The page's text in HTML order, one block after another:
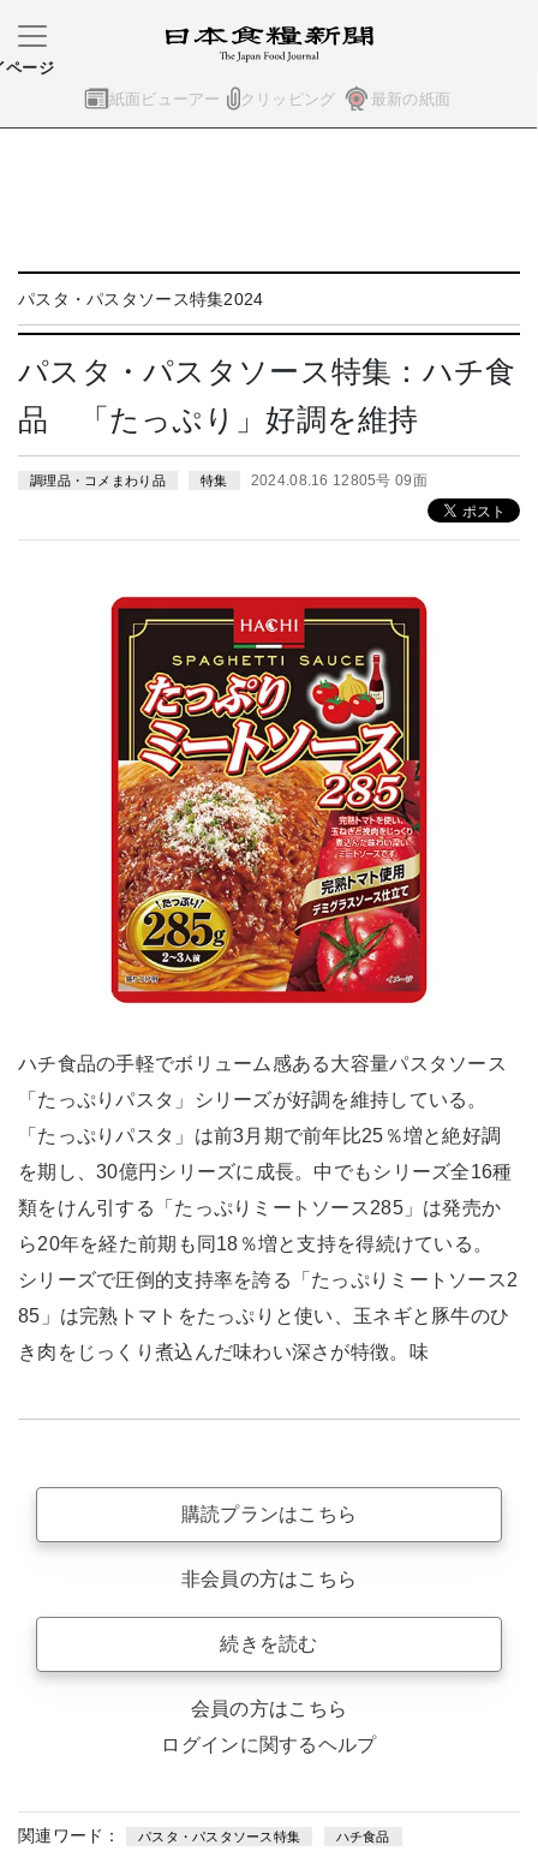
紙面ビューアー クリッピング 最新の紙面
ページ
パスタ・パスタソース特集2024
パスタ・パスタソース特集：ハチ食
品 「たっぷり」好調を維持
調理品・コメまわり品 特集 2024.08.16 12805号 09面
ハチ食品の手軽でボリューム感ある大容量パスタソース
「たっぷりパスタ」シリーズが好調を維持している。
「たっぷりパスタ」は前3月期で前年比25％増と絶好調
を期し、30億円シリーズに成長。中でもシリーズ全16種
類をけん引する「たっぷりミートソース285」は発売か
ら20年を経た前期も同18％増と支持を得続けている。
シリーズで圧倒的支持率を誇る「たっぷりミートソース2
85」は完熟トマトをたっぷりと使い、玉ネギと豚牛のひ
き肉をじっくり煮込んだ味わい深さが特徴。味
購読プランはこちら
非会員の方はこちら
続きを読む
会員の方はこちら
ログインに関するヘルプ
関連ワード： パスタ・パスタソース特集 ハチ食品